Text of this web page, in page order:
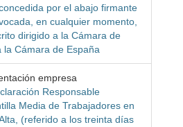
por el abajo firmante
en cualquier momento,
dirigido a la Cámara de
la Cámara de España
empresa
Responsable
Media de Trabajadores en
(referido a los treinta días